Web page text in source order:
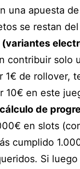
una apuesta
se restan
(variantes
contribuir solo
1€ de rollover,
10€ en este
de
en slots
cumplido
Si luego